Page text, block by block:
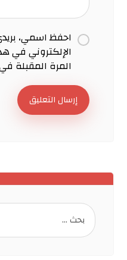
احفظ اسمي،
الإلكتروني في
المرة المقبلة